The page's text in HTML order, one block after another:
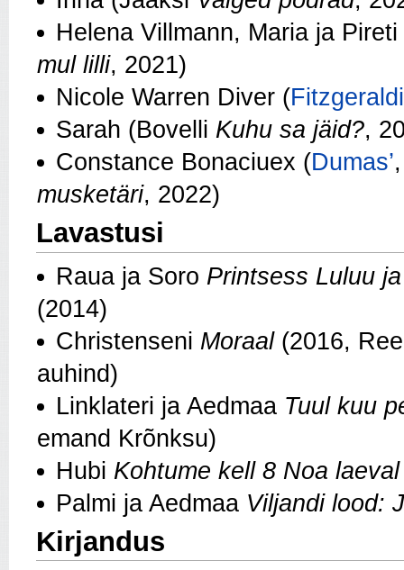
Helena Villmann, Maria ja
mul lilli, 2021)
Nicole Warren Diver (Fitzgeraldi
Sarah (Bovelli Kuhu sa jäid?,
Constance Bonaciuex (Dumas’
musketäri, 2022)
Lavastusi
Raua ja Soro Printsess Luluu
(2014)
Christenseni Moraal(2016,
auhind)
Linklateri ja Aedmaa Tuul kuu
emand Krõnksu)
Hubi Kohtume kell 8 Noa laeval
Palmi ja Aedmaa Viljandi lood:
Kirjandus